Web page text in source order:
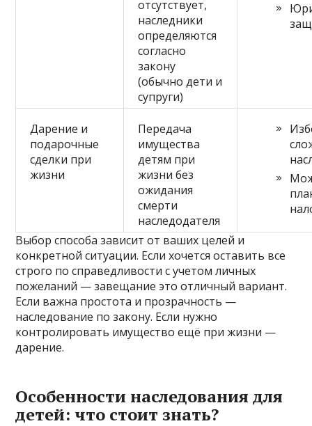
отсутствует,
наследники
определяются
согласно
закону
(обычно дети и
супруги)
Дарение и
подарочные
сделки при
жизни
Передача
имущества
детям при
жизни без
ожидания
смерти
наследодателя
Выбор способа зависит от ваших целей и
конкретной ситуации. Если хочется оставить все
строго по справедливости с учетом личных
пожеланий — завещание это отличный вариант.
Если важна простота и прозрачность —
наследование по закону. Если нужно
контролировать имущество ещё при жизни —
дарение.
Особенности наследования для
детей: что стоит знать?